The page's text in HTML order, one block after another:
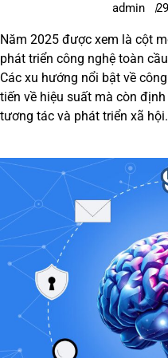
admin
Năm 2025 được xem là cột
phát triển công nghệ toàn
Các xu hướng nổi bật về
tiến về hiệu suất mà còn
tương tác và phát triển xã hội.